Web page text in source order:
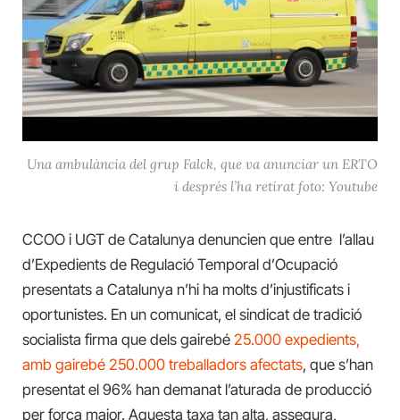
Una ambulància del grup Falck, que va anunciar un ERTO
i després l’ha retirat foto: Youtube
CCOO i UGT de Catalunya denuncien que entre l’allau
d’Expedients de Regulació Temporal d’Ocupació
presentats a Catalunya n’hi ha molts d’injustificats i
oportunistes. En un comunicat, el sindicat de tradició
socialista firma que dels gairebé 25.000 expedients,
amb gairebé 250.000 treballadors afectats, que s’han
presentat el 96% han demanat l’aturada de producció
per força major. Aquesta taxa tan alta, assegura,